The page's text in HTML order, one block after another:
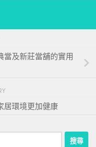
當及新莊當舖的實用
居環境更加健康